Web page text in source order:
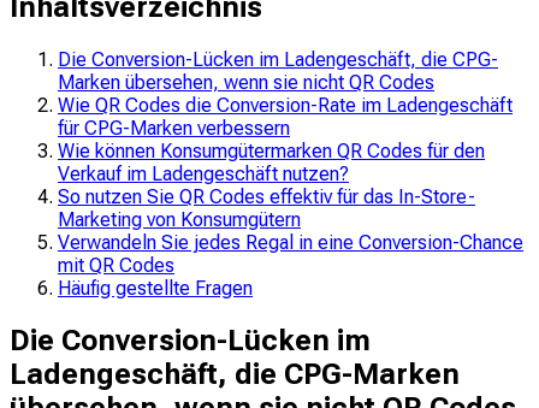
Inhaltsverzeichnis
Die Conversion-Lücken im Ladengeschäft, die CPG-
Marken übersehen, wenn sie nicht QR Codes
Wie QR Codes die Conversion-Rate im Ladengeschäft
für CPG-Marken verbessern
Wie können Konsumgütermarken QR Codes für den
Verkauf im Ladengeschäft nutzen?
So nutzen Sie QR Codes effektiv für das In-Store-
Marketing von Konsumgütern
Verwandeln Sie jedes Regal in eine Conversion-Chance
mit QR Codes
Häufig gestellte Fragen
Die Conversion-Lücken im
Ladengeschäft, die CPG-Marken